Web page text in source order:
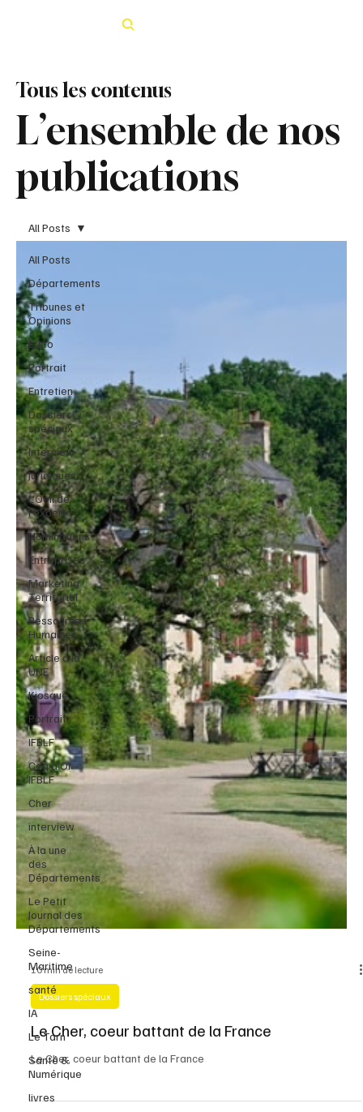
L’ensemble de nos
publications
Tous les contenus
All Posts
Départements
Tribunes et
Opinions
Édito
Portrait
Entretien
Dossiers
spéciaux
Interview
Juridiques
L’Oeil de
l’expert
Nominations
Entreprises
Marketing
Territorial
Ressources
Humaines
Article à la
UNE
Kiosque
Portrait
IFBLF
Coq d'Or -
IFBLF
Cher
interview
À la une
des
Départements
Le Petit
Journal des
Départements
Seine-
Maritime
santé
IA
Le Tarn
Santé &
Numérique
livres
All Posts
10 min de lecture
Dossiers spéciaux
Le Cher, coeur battant de la France